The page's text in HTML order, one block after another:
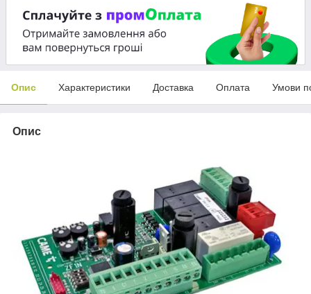
Опис Характеристики Доставка Оплата Умови
Опис